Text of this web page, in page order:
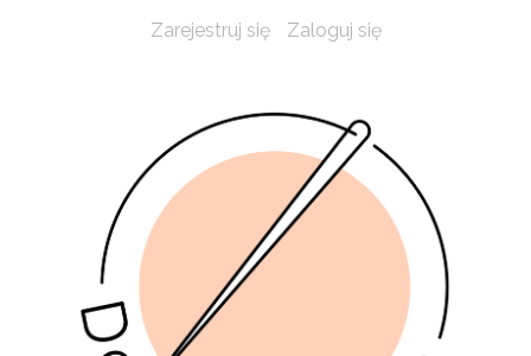
Zarejestruj się Zaloguj się